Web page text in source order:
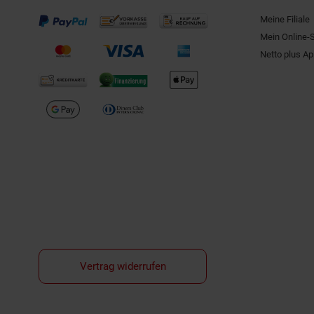
Meine Filiale
Mein Online-
Netto plus
Vertrag widerrufen